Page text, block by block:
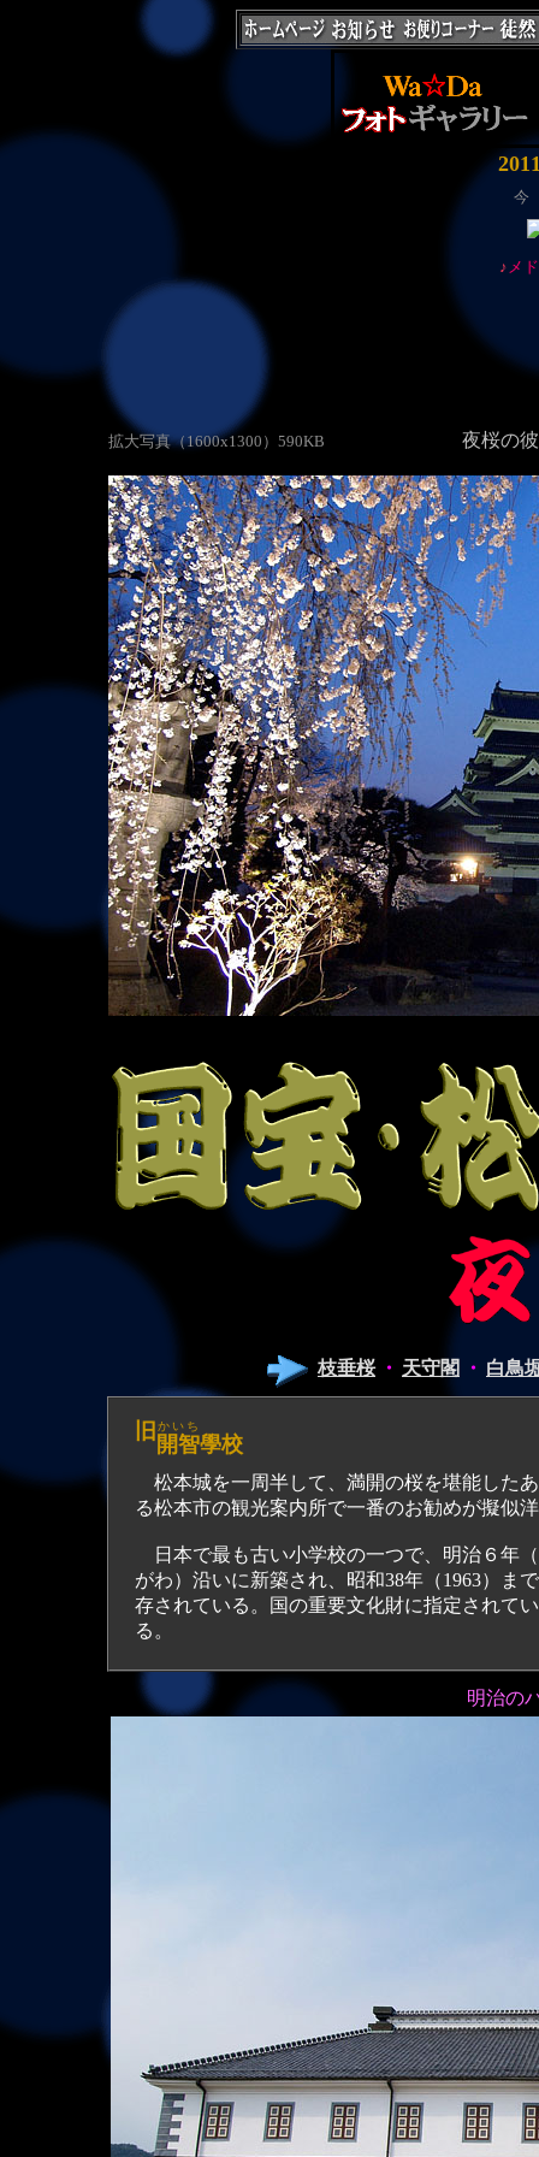
今
♪ メ
拡大写真（1600x1300）590KB 夜桜の
枝垂桜 ・ 天守閣 ・ 白鳥
旧
開智
かいち
學校
松本城を一周半して、満開の桜を堪能した
る松本市の観光案内所で一番のお勧めが擬似
日本で最も古い小学校の一つで、明治６年
がわ）沿いに新築され、昭和38年（1963）ま
存されている。国の重要文化財に指定されて
る。
明治の